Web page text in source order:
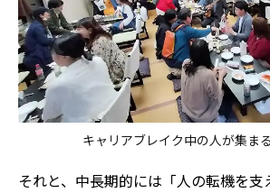
キャリアブレイク中の人が集ま
それと、中長期的には「人の転機を支